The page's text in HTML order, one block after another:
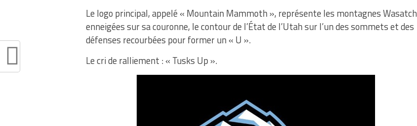
Le logo principal, appelé « Mountain Mammoth », représente les montagnes Wasatch
enneigées sur sa couronne, le contour de l’État de l’Utah sur l’un des sommets et des
défenses recourbées pour former un « U ».
Le cri de ralliement : « Tusks Up ».